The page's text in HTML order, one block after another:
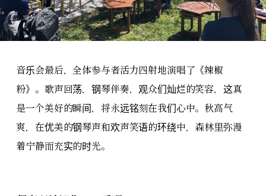
音乐会最后，全体参与者活力四射地演唱了《辣椒
粉》。歌声回荡，钢琴伴奏，观众们灿烂的笑容，这真
是一个美好的瞬间，将永远铭刻在我们心中。秋高气
爽，在优美的钢琴声和欢声笑语的环绕中，森林里弥漫
着宁静而充实的时光。